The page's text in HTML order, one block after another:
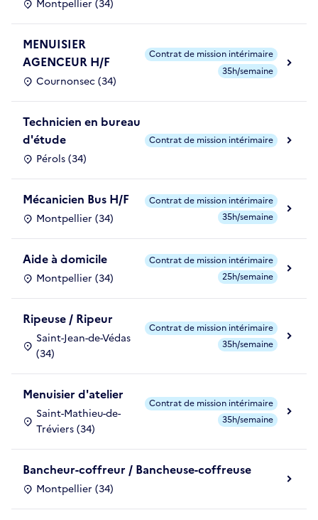
Montpellier (34)
MENUISIER
AGENCEUR H/F
Cournonsec (34)
Contrat de mission intérimaire
35h/semaine
Technicien en bureau
d'étude
Pérols (34)
Contrat de mission intérimaire
Mécanicien Bus H/F
Montpellier (34)
Contrat de mission intérimaire
35h/semaine
Aide à domicile
Montpellier (34)
Contrat de mission intérimaire
25h/semaine
Ripeuse / Ripeur
Saint-Jean-de-Védas
(34)
Contrat de mission intérimaire
35h/semaine
Menuisier d'atelier
Saint-Mathieu-de-
Tréviers (34)
Contrat de mission intérimaire
35h/semaine
Bancheur-coffreur / Bancheuse-coffreuse
Montpellier (34)